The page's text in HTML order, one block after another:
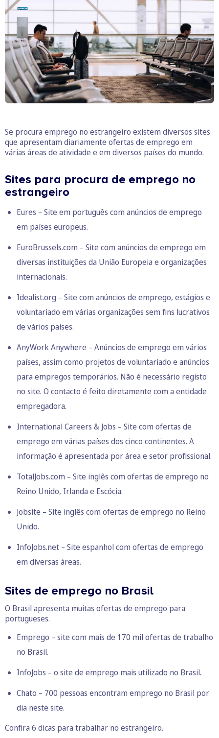
Se procura emprego no estrangeiro existem diversos sites
que apresentam diariamente ofertas de emprego em
várias áreas de atividade e em diversos países do mundo.
Sites para procura de emprego no
estrangeiro
Eures – Site em português com anúncios de emprego
em países europeus.
EuroBrussels.com – Site com anúncios de emprego em
diversas instituições da União Europeia e organizações
internacionais.
Idealist.org – Site com anúncios de emprego, estágios e
voluntariado em várias organizações sem fins lucrativos
de vários países.
AnyWork Anywhere – Anúncios de emprego em vários
países, assim como projetos de voluntariado e anúncios
para empregos temporários. Não é necessário registo
no site. O contacto é feito diretamente com a entidade
empregadora.
International Careers & Jobs – Site com ofertas de
emprego em várias países dos cinco continentes. A
informação é apresentada por área e setor profissional.
TotalJobs.com – Site inglês com ofertas de emprego no
Reino Unido, Irlanda e Escócia.
Jobsite – Site inglês com ofertas de emprego no Reino
Unido.
InfoJobs.net – Site espanhol com ofertas de emprego
em diversas áreas.
Sites de emprego no Brasil
O Brasil apresenta muitas ofertas de emprego para
portugueses.
Emprego – site com mais de 170 mil ofertas de trabalho
no Brasil.
InfoJobs – o site de emprego mais utilizado no Brasil.
Chato – 700 pessoas encontram emprego no Brasil por
dia neste site.
Confira 6 dicas para trabalhar no estrangeiro.